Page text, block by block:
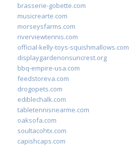
brasserie-gobette.com
musicrearte.com
morseysfarms.com
riverviewtennis.com
official-kelly-toys-squishmallows.com
displaygardenonsuncrest.org
bbq-empire-usa.com
feedstoreva.com
drogopets.com
ediblechalk.com
tabletennisnearme.com
oaksofa.com
soultacohtx.com
capishcaps.com